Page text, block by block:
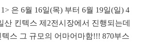
은 6월 16일(목) 부터 6월 19일(일) 4
산 킨텍스 제2전시장에서 진행되는데
텍스 그 규모의 어마어마함!!! 870부스